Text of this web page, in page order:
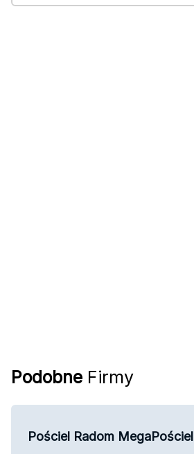
Podobne Firmy
Pościel Radom MegaPościel